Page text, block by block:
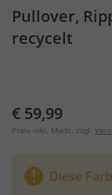
Pullover,
recycelt
€ 59,99
Preis inkl. MwSt. zzgl.
Diese